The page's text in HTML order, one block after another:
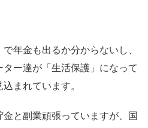
年金も出るか分からないし、
ー達が「生活保護」になって
まれています。
と副業頑張っていますが、国